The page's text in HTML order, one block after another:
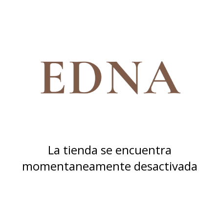
La tienda se encuentra
momentaneamente desactivada